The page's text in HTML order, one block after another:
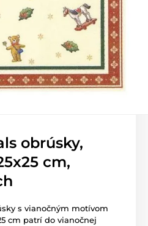
obrúsky,
cm,
s vianočným motívom
cm patrí do vianočnej